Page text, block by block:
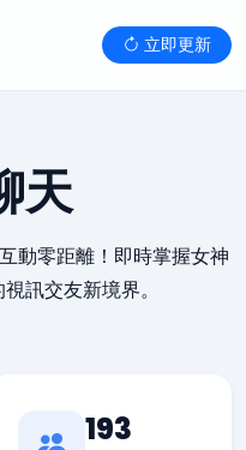
立即更新
天
動零距離！即時掌握女神
訊交友新境界。
193